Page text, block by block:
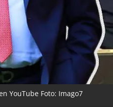
YouTube Foto: Imago7